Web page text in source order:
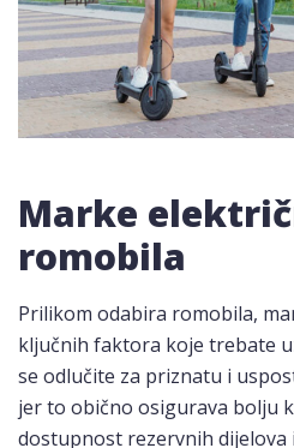
Marke
romobila
Prilikom odabira romobila,
ključnih faktora koje trebate
se odlučite za priznatu i
jer to obično osigurava bolju
dostupnost rezervnih dijelova